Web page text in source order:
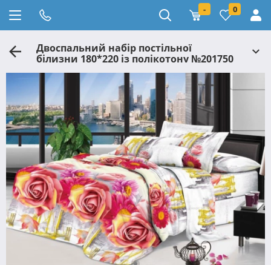
- 0
Двоспальний набір постільної
білизни 180*220 із полікотону №201750
Черешенька™